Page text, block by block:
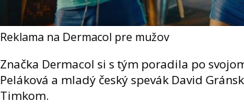
Reklama na Dermacol pre mužov
Značka Dermacol si s tým poradila po
Peláková a mladý český spevák David
Timkom.